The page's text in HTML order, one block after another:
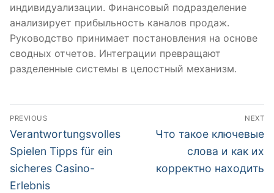
индивидуализации. Финансовый подразделение
анализирует прибыльность каналов продаж.
Руководство принимает постановления на основе
сводных отчетов. Интеграции превращают
разделенные системы в целостный механизм.
Post
navigation
PREVIOUS
Previous
post:
Verantwortungsvolles
Spielen Tipps für ein
sicheres Casino-
Erlebnis
NEXT
Next
Что такое ключевые
слова и как их
корректно находить